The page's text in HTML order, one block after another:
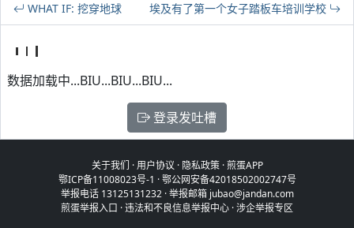
WHAT IF: 挖穿地球 埃及有了第一个女子踏板车培训学校
数据加载中...BIU...BIU...BIU...
登录发吐槽
关于我们 ·用户协议 · 隐私政策·煎蛋APP
鄂ICP备11008023号-1 ·鄂公网安备42018502002747号
举报电话 13125131232 · 举报邮箱 jubao@jandan.com
煎蛋举报入口 ·违法和不良信息举报中心 ·涉企举报专区